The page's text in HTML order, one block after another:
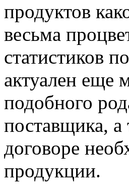
продуктов
весьма
статистиков
актуален еще
подобного
поставщика,
договоре
продукции.